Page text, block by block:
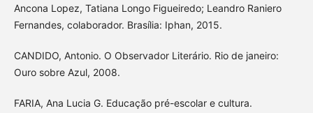
Ancona Lopez, Tatiana Longo Figueiredo; Leandro Raniero
Fernandes, colaborador. Brasília: Iphan, 2015.
CANDIDO, Antonio. O Observador Literário. Rio de janeiro:
Ouro sobre Azul, 2008.
FARIA, Ana Lucia G. Educação pré-escolar e cultura.